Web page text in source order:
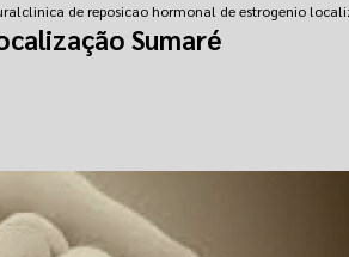
clinica de reposicao hormonal de estrogenio
Sumaré